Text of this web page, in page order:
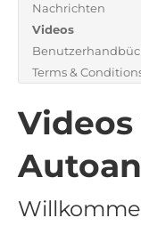
Produkte
Über uns
Finde
Nachrichten
Videos
Terms &
Videos